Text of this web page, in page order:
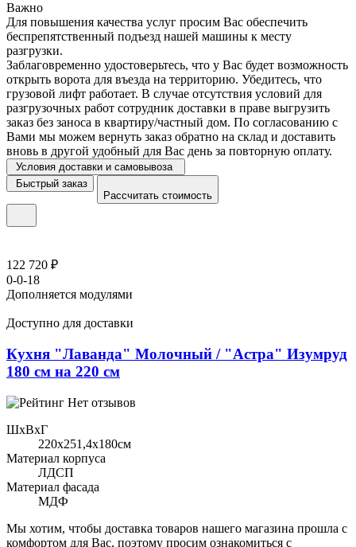
Важно
Для повышения качества услуг просим Вас обеспечить
беспрепятственный подъезд нашей машины к месту
разгрузки.
Заблаговременно удостоверьтесь, что у Вас будет возможность
открыть ворота для въезда на территорию. Убедитесь, что
грузовой лифт работает. В случае отсутствия условий для
разгрузочных работ сотрудник доставки в праве выгрузить
заказ без заноса в квартиру/частный дом. По согласованию с
Вами мы можем вернуть заказ обратно на склад и доставить
вновь в другой удобный для Вас день за повторную оплату.
Условия доставки и самовывоза
Быстрый заказ
Рассчитать стоимость
122 720 ₽
0-0-18
Дополняется модулями
Доступно для доставки
Кухня "Лаванда" Молочный / "Астра" Изумруд
180 см на 220 см
Нет отзывов
ШхВхГ
220x251,4х180см
Материал корпуса
ЛДСП
Материал фасада
МДФ
Мы хотим, чтобы доставка товаров нашего магазина прошла с
комфортом для Вас, поэтому просим ознакомиться с